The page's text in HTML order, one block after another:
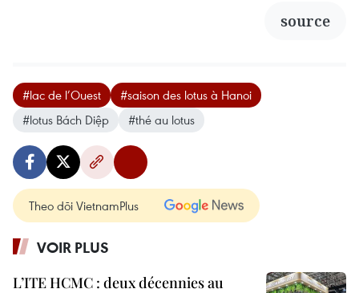
source
#lac de l’Ouest
#saison des lotus à Hanoi
#lotus Bách Diệp
#thé au lotus
Theo dõi VietnamPlus
VOIR PLUS
L’ITE HCMC : deux décennies au